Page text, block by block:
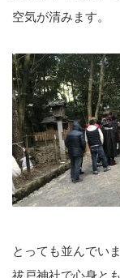
空気が清みます。
とっても並んでい
祓戸神社で心身と